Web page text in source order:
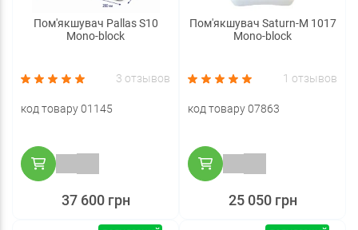
Пом'якшувач Pallas S10
Mono-block
3 отзывов
код товару 01145
37 600 грн
Пом'якшувач Saturn-M 1017
Mono-block
1 отзывов
код товару 07863
25 050 грн